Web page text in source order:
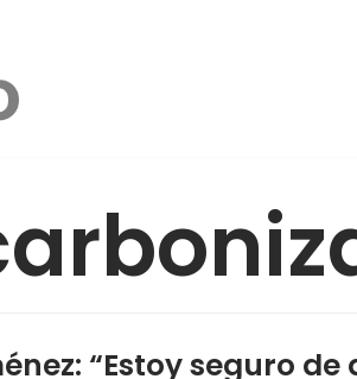
“Estoy seguro